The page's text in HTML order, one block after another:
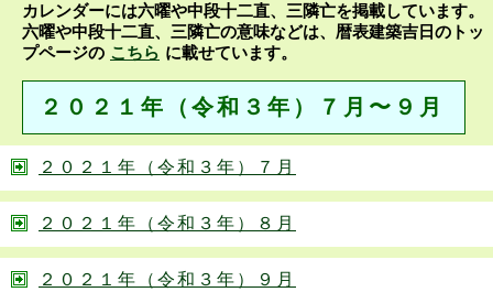
カレンダーには六曜や中段十二直、三隣亡を掲載しています。
六曜や中段十二直、三隣亡の意味などは、暦表建築吉日のトッ
プページの こちら に載せています。
２０２１年（令和３年）７月〜９月
２０２１年（令和３年）７月
２０２１年（令和３年）８月
２０２１年（令和３年）９月